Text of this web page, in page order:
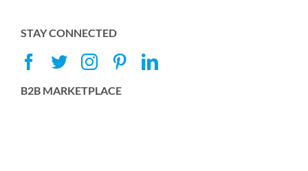
STAY CONNECTED
B2B MARKETPLACE